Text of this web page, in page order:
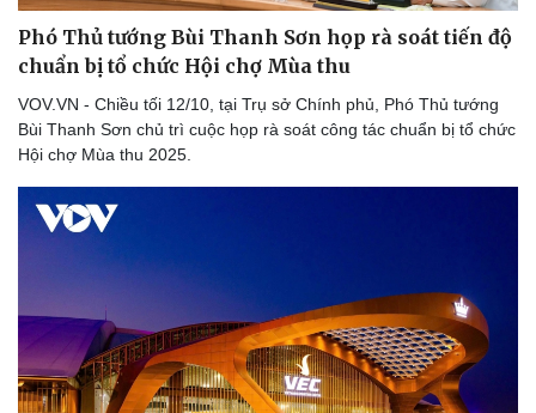
Phó Thủ tướng Bùi Thanh Sơn họp rà soát tiến độ
chuẩn bị tổ chức Hội chợ Mùa thu
VOV.VN - Chiều tối 12/10, tại Trụ sở Chính phủ, Phó Thủ tướng
Bùi Thanh Sơn chủ trì cuộc họp rà soát công tác chuẩn bị tổ chức
Hội chợ Mùa thu 2025.